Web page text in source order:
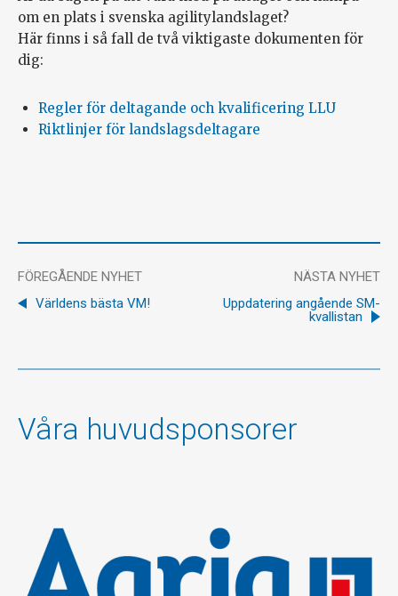
om en plats i svenska agilitylandslaget?
Här finns i så fall de två viktigaste dokumenten för
dig:
Regler för deltagande och kvalificering LLU
Riktlinjer för landslagsdeltagare
FÖREGÅENDE NYHET
Världens bästa VM!
NÄSTA NYHET
Uppdatering angående SM-
kvallistan
Våra huvudsponsorer